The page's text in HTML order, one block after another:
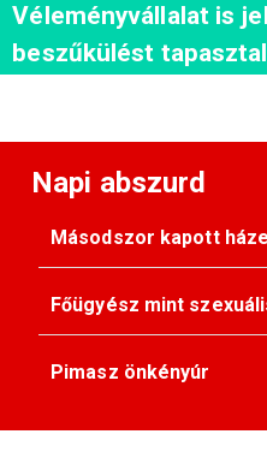
Véleményvállalat is
beszűkülést tapasztal
Napi abszurd
Másodszor kapott
Főügyész mint
Pimasz önkényúr